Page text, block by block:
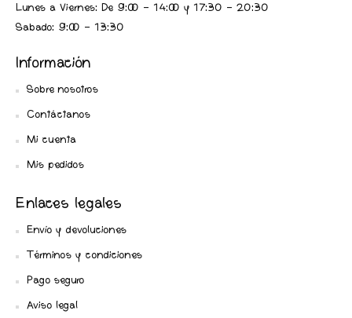
Lunes a Viernes: De 9:00 - 14:00 y 17:30 - 20:30
Sabado: 9:00 - 13:30
Información
Sobre nosotros
Contáctanos
Mi cuenta
Mis pedidos
Enlaces legales
Envío y devoluciones
Términos y condiciones
Pago seguro
Aviso legal